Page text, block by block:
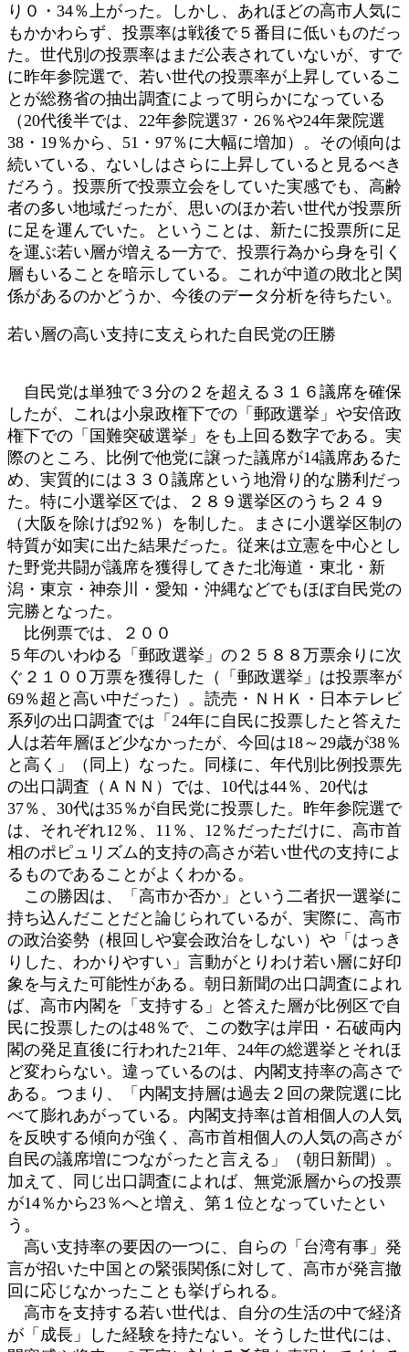
り０・34％上がった。しかし、あれほどの高市人気に
もかかわらず、投票率は戦後で５番目に低いものだっ
た。世代別の投票率はまだ公表されていないが、すで
に昨年参院選で、若い世代の投票率が上昇しているこ
とが総務省の抽出調査によって明らかになっている
（20代後半では、22年参院選37・26％や24年衆院選
38・19％から、51・97％に大幅に増加）。その傾向は
続いている、ないしはさらに上昇していると見るべき
だろう。投票所で投票立会をしていた実感でも、高齢
者の多い地域だったが、思いのほか若い世代が投票所
に足を運んでいた。ということは、新たに投票所に足
を運ぶ若い層が増える一方で、投票行為から身を引く
層もいることを暗示している。これが中道の敗北と関
係があるのかどうか、今後のデータ分析を待ちたい。
若い層の高い支持に支えられた自民党の圧勝
自民党は単独で３分の２を超える３１６議席を確保
したが、これは小泉政権下での「郵政選挙」や安倍政
権下での「国難突破選挙」をも上回る数字である。実
際のところ、比例で他党に譲った議席が14議席あるた
め、実質的には３３０議席という地滑り的な勝利だっ
た。特に小選挙区では、２８９選挙区のうち２４９
（大阪を除けば92％）を制した。まさに小選挙区制の
特質が如実に出た結果だった。従来は立憲を中心とし
た野党共闘が議席を獲得してきた北海道・東北・新
潟・東京・神奈川・愛知・沖縄などでもほぼ自民党の
完勝となった。
比例票では、２００
５年のいわゆる「郵政選挙」の２５８８万票余りに次
ぐ２１００万票を獲得した（「郵政選挙」は投票率が
69％超と高い中だった）。読売・ＮＨＫ・日本テレビ
系列の出口調査では「24年に自民に投票したと答えた
人は若年層ほど少なかったが、今回は18～29歳が38％
と高く」（同上）なった。同様に、年代別比例投票先
の出口調査（ＡＮＮ）では、10代は44％、20代は
37％、30代は35％が自民党に投票した。昨年参院選で
は、それぞれ12％、11％、12％だっただけに、高市首
相のポピュリズム的支持の高さが若い世代の支持によ
るものであることがよくわかる。
この勝因は、「高市か否か」という二者択一選挙に
持ち込んだことだと論じられているが、実際に、高市
の政治姿勢（根回しや宴会政治をしない）や「はっき
りした、わかりやすい」言動がとりわけ若い層に好印
象を与えた可能性がある。朝日新聞の出口調査によれ
ば、高市内閣を「支持する」と答えた層が比例区で自
民に投票したのは48％で、この数字は岸田・石破両内
閣の発足直後に行われた21年、24年の総選挙とそれほ
ど変わらない。違っているのは、内閣支持率の高さで
ある。つまり、「内閣支持層は過去２回の衆院選に比
べて膨れあがっている。内閣支持率は首相個人の人気
を反映する傾向が強く、高市首相個人の人気の高さが
自民の議席増につながったと言える」（朝日新聞）。
加えて、同じ出口調査によれば、無党派層からの投票
が14％から23％へと増え、第１位となっていたとい
う。
高い支持率の要因の一つに、自らの「台湾有事」発
言が招いた中国との緊張関係に対して、高市が発言撤
回に応じなかったことも挙げられる。
高市を支持する若い世代は、自分の生活の中で経済
が「成長」した経験を持たない。そうした世代には、